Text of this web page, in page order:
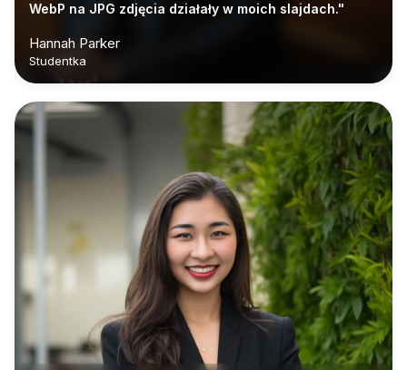
WebP na JPG zdjęcia działały w moich slajdach."
Hannah Parker
Studentka